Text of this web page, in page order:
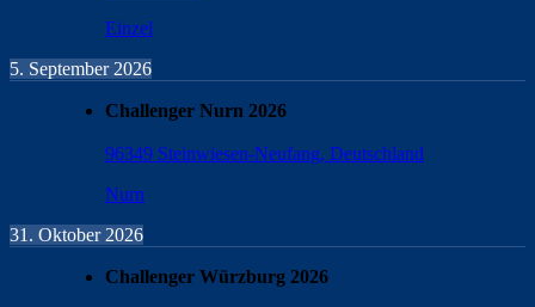
Einzel
5. September 2026
Challenger Nurn 2026
96349 Steinwiesen-Neufang, Deutschland
Nurn
31. Oktober 2026
Challenger Würzburg 2026